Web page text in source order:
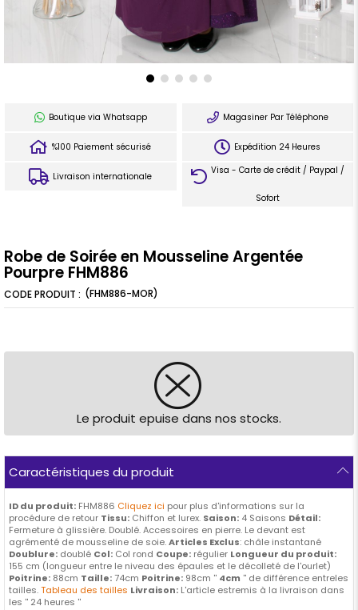
Boutique via Whatsapp Magasiner Par Téléphone
%100 Paiement sécurisé Expédition 24 Heures
Livraison internationale
Visa - Carte de crédit / Paypal /
Sofort
Robe de Soirée en Mousseline Argentée
Pourpre FHM886
(FHM886-MOR)
Le produit epuise dans nos stocks.
Caractéristiques du produit
ID du produit: FHM886 Cliquez ici pour plus d'informations sur la
procédure de retour Tissu: Chiffon et lurex. Saison: 4 Saisons Détail:
Fermeture à glissière. Doublé. Accessoires en pierre. Le devant est
agrémenté de mousseline de soie.Articles Exclus: châle instantané
Doublure: doublé Col: Col rond Coupe: régulier Longueur du produit:
155 cm (longueur entre le niveau des épaules et le décolleté de l'ourlet)
Poitrine: 88cm Taille:74cm Poitrine: 98cm '' 4cm '' de différence entreles
tailles.Tableau des tailles Livraison: L'article estremis à la livraison dans
les '' 24 heures ''